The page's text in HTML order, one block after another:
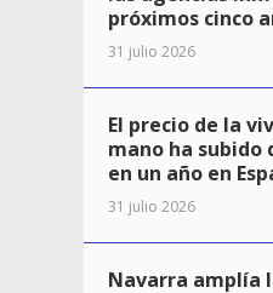
próximos cinco
31 julio 2026
El precio de la
mano ha subido
en un año en
31 julio 2026
Navarra amplía